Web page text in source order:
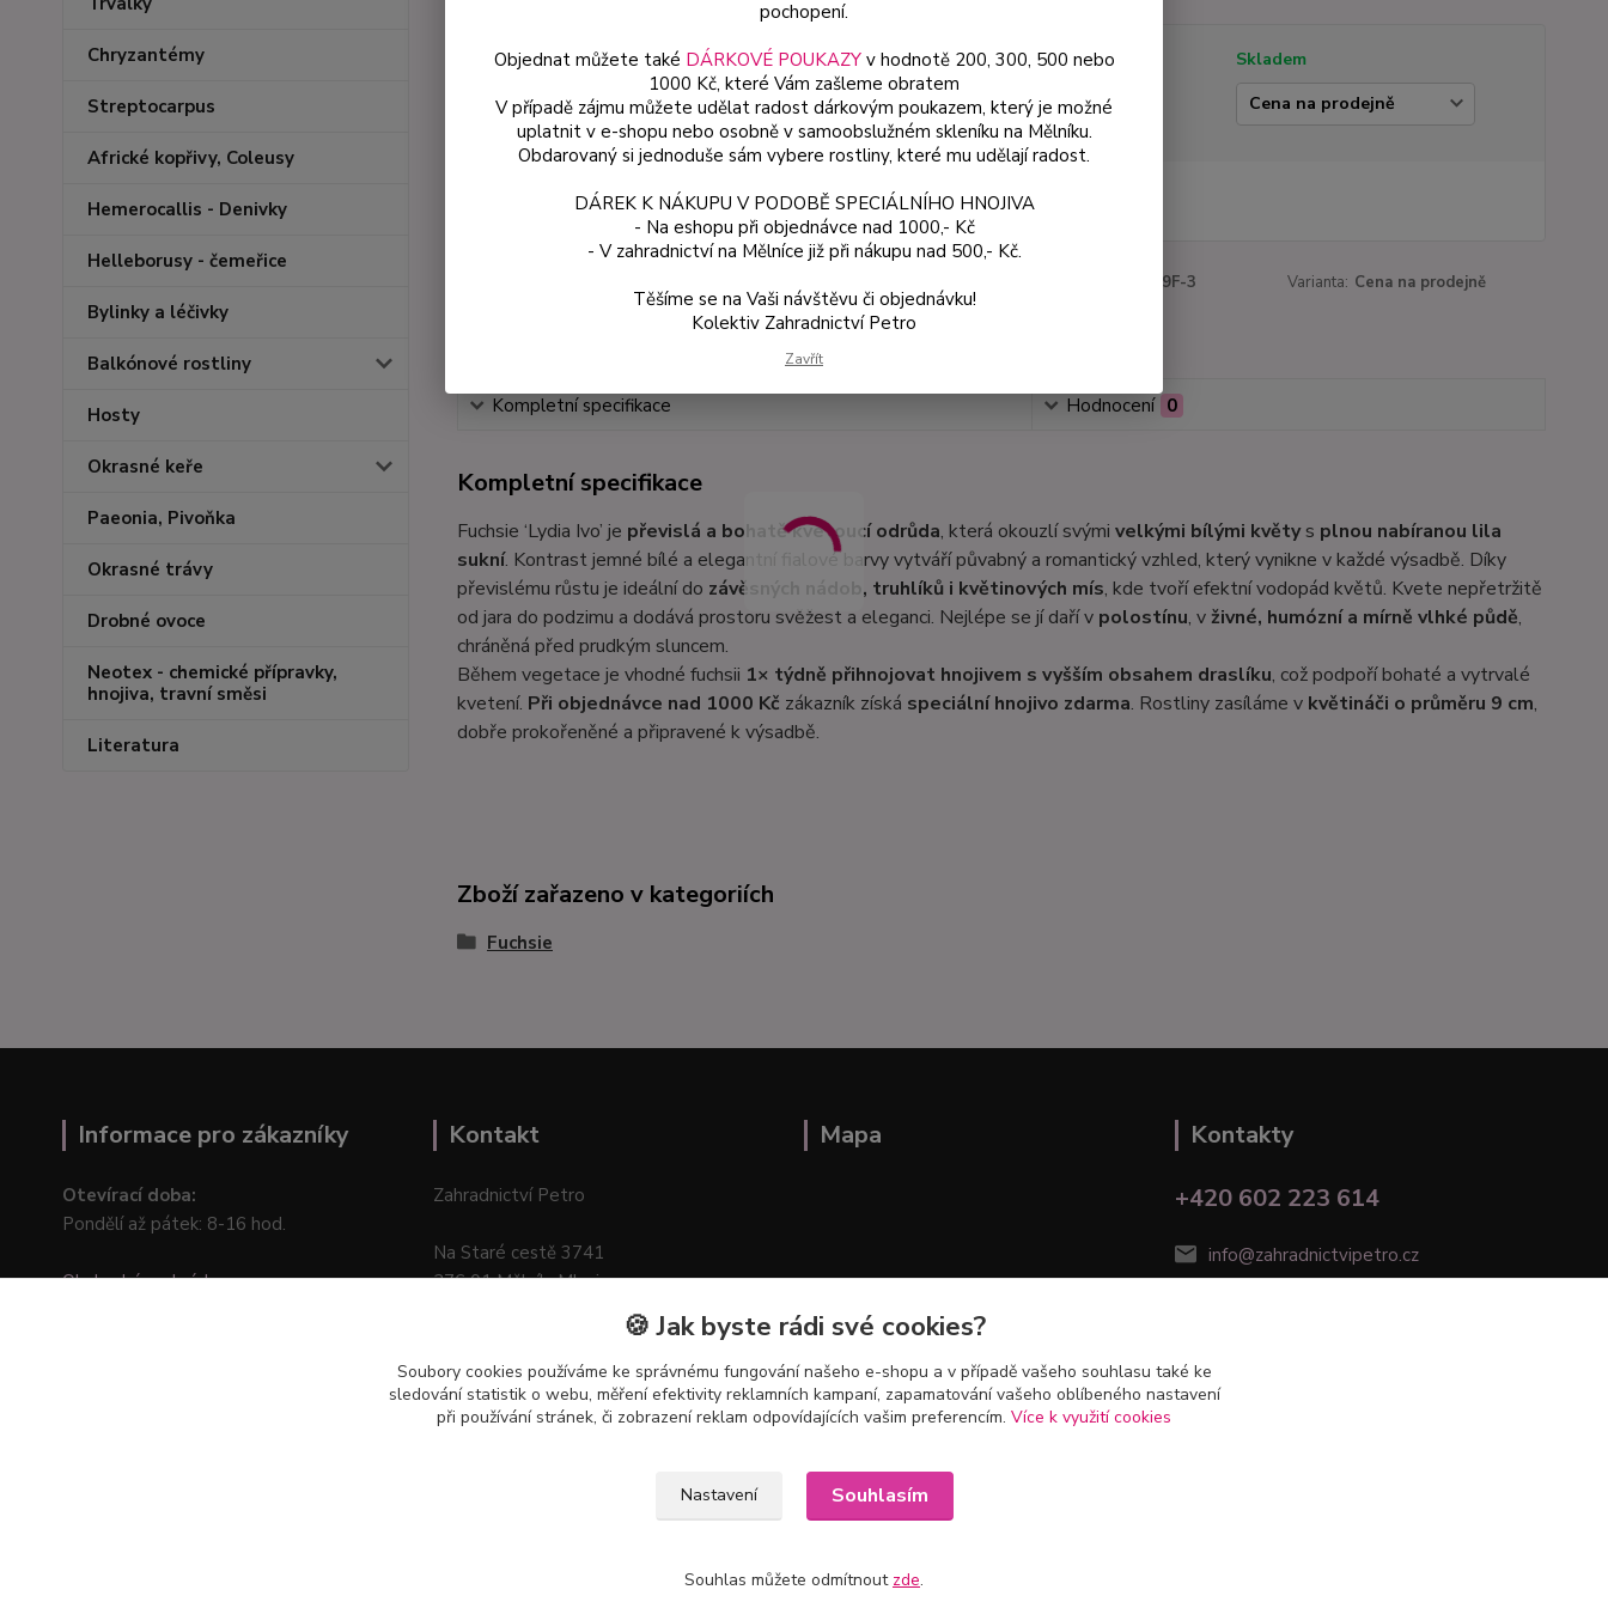
Chryzantémy
Streptocarpus
Africké kopřivy, Coleusy
Hemerocallis - Denivky
Helleborusy - čemeřice
Bylinky a léčivky
Balkónové rostliny
Hosty
Okrasné keře
Paeonia, Pivoňka
Okrasné trávy
Drobné ovoce
Neotex - chemické přípravky,
hnojiva, travní směsi
Literatura
Dostupnost
Skladem
Varianta
1079F-3 Varianta: Cena na prodejně
Kompletní specifikace Hodnocení 0
Kompletní specifikace
Fuchsie ‘Lydia Ivo’ je převislá a bohatě kvetoucí odrůda, která okouzlí svými velkými bílými květys plnou nabíranou lila
sukní. Kontrast jemné bílé a elegantní fialové barvy vytváří půvabný a romantický vzhled, který vynikne v každé výsadbě. Díky
převislému růstu je ideální do závěsných nádob, truhlíků i květinových mís, kde tvoří efektní vodopád květů. Kvete nepřetržitě
od jara do podzimu a dodává prostoru svěžest a eleganci. Nejlépe se jí daří v polostínu, v živné, humózní a mírně vlhké půdě,
chráněná před prudkým sluncem.
Během vegetace je vhodné fuchsii 1× týdně přihnojovat hnojivem s vyšším obsahem draslíku, což podpoří bohaté a vytrvalé
kvetení. Při objednávce nad 1000 Kč zákazník získá speciální hnojivo zdarma. Rostliny zasíláme v květináči o průměru 9 cm,
dobře prokořeněné a připravené k výsadbě.
Zboží zařazeno v kategoriích
Fuchsie
Informace pro zákazníky
Otevírací doba:
Pondělí až pátek: 8-16 hod.
Obchodní podmínky
Kontakt
Zahradnictví Petro
Na Staré cestě 3741
276 01 Mělník–Mlazice
Mapa
Kontakty
+420 602 223 614
info@zahradnictvipetro.cz
pochopení.
Objednat můžete také DÁRKOVÉ POUKAZYv hodnotě 200, 300, 500 nebo
1000 Kč, které Vám zašleme obratem
V případě zájmu můžete udělat radost dárkovým poukazem, který je možné
uplatnit v e-shopu nebo osobně v samoobslužném skleníku na Mělníku.
Obdarovaný si jednoduše sám vybere rostliny, které mu udělají radost.
DÁREK K NÁKUPU V PODOBĚ SPECIÁLNÍHO HNOJIVA
- Na eshopu při objednávce nad 1000,- Kč
- V zahradnictví na Mělníce již při nákupu nad 500,- Kč.
Těšíme se na Vaši návštěvu či objednávku!
Kolektiv Zahradnictví Petro
Zavřít
🍪 Jak byste rádi své cookies?
Soubory cookies používáme ke správnému fungování našeho e-shopu a v případě vašeho souhlasu také ke
sledování statistik o webu, měření efektivity reklamních kampaní, zapamatování vašeho oblíbeného nastavení
při používání stránek, či zobrazení reklam odpovídajících vašim preferencím. Více k využití cookies
Nastavení Souhlasím
Souhlas můžete odmítnout zde.